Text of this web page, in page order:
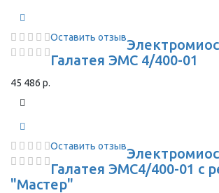
Оставить отзыв
Галатея ЭМС 4/400-01
45 486 р.
Оставить отзыв
Галатея ЭМС4/400-01 с
"Мастер"